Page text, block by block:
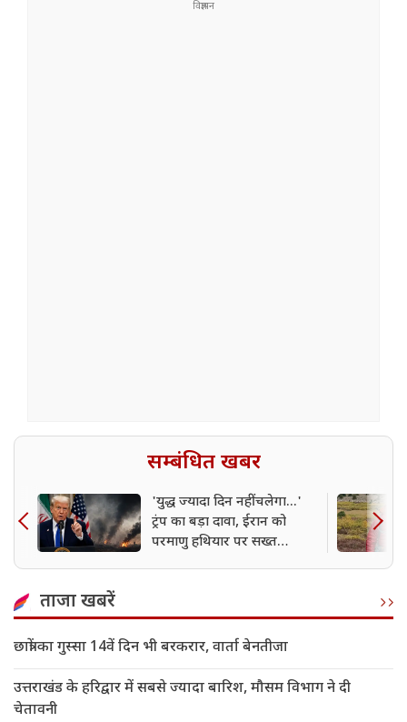
सम्बंधित खबर
'युद्ध ज्यादा दिन नहीं चलेगा...'
ट्रंप का बड़ा दावा, ईरान को
परमाणु हथियार पर सख्त
ताजा खबरें
छात्रों का गुस्सा 14वें दिन भी बरकरार, वार्ता बेनतीजा
उत्तराखंड के हरिद्वार में सबसे ज्यादा बारिश, मौसम विभाग ने दी
चेतावनी